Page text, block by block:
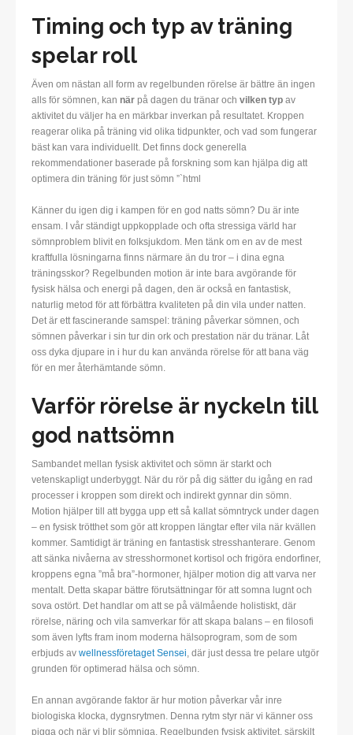
Timing och typ av träning
spelar roll
Även om nästan all form av regelbunden rörelse är bättre än ingen
alls för sömnen, kan när på dagen du tränar och vilken typ av
aktivitet du väljer ha en märkbar inverkan på resultatet. Kroppen
reagerar olika på träning vid olika tidpunkter, och vad som fungerar
bäst kan vara individuellt. Det finns dock generella
rekommendationer baserade på forskning som kan hjälpa dig att
optimera din träning för just sömn ”`html
Känner du igen dig i kampen för en god natts sömn? Du är inte
ensam. I vår ständigt uppkopplade och ofta stressiga värld har
sömnproblem blivit en folksjukdom. Men tänk om en av de mest
kraftfulla lösningarna finns närmare än du tror – i dina egna
träningsskor? Regelbunden motion är inte bara avgörande för
fysisk hälsa och energi på dagen, den är också en fantastisk,
naturlig metod för att förbättra kvaliteten på din vila under natten.
Det är ett fascinerande samspel: träning påverkar sömnen, och
sömnen påverkar i sin tur din ork och prestation när du tränar. Låt
oss dyka djupare in i hur du kan använda rörelse för att bana väg
för en mer återhämtande sömn.
Varför rörelse är nyckeln till
god nattsömn
Sambandet mellan fysisk aktivitet och sömn är starkt och
vetenskapligt underbyggt. När du rör på dig sätter du igång en rad
processer i kroppen som direkt och indirekt gynnar din sömn.
Motion hjälper till att bygga upp ett så kallat sömntryck under dagen
– en fysisk trötthet som gör att kroppen längtar efter vila när kvällen
kommer. Samtidigt är träning en fantastisk stresshanterare. Genom
att sänka nivåerna av stresshormonet kortisol och frigöra endorfiner,
kroppens egna ”må bra”-hormoner, hjälper motion dig att varva ner
mentalt. Detta skapar bättre förutsättningar för att somna lugnt och
sova ostört. Det handlar om att se på välmående holistiskt, där
rörelse, näring och vila samverkar för att skapa balans – en filosofi
som även lyfts fram inom moderna hälsoprogram, som de som
erbjuds av wellnessföretaget Sensei, där just dessa tre pelare utgör
grunden för optimerad hälsa och sömn.
En annan avgörande faktor är hur motion påverkar vår inre
biologiska klocka, dygnsrytmen. Denna rytm styr när vi känner oss
pigga och när vi blir sömniga. Regelbunden fysisk aktivitet, särskilt